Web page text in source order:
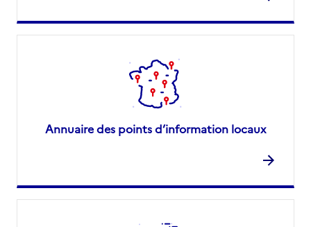
Annuaire des points d’information locaux